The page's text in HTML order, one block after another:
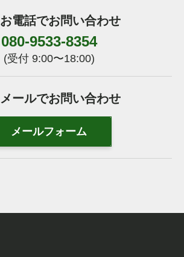
お電話でお問い合わせ
080-9533-8354
(受付 9:00〜18:00)
メールでお問い合わせ
メールフォーム